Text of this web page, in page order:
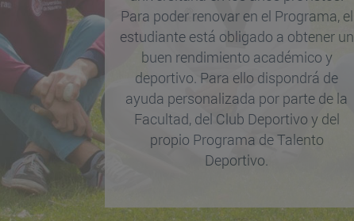
Para poder renovar en el Programa, el
estudiante está obligado a obtener un
buen rendimiento académico y
deportivo. Para ello dispondrá de
ayuda personalizada por parte de la
Facultad, del Club Deportivo y del
propio Programa de Talento
Deportivo.